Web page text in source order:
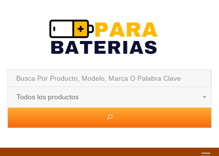
Todos los productos